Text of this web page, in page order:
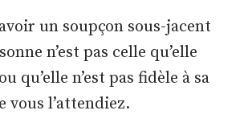
un soupçon sous-jacent
n’est pas celle qu’elle
qu’elle n’est pas fidèle à sa
vous l’attendiez.